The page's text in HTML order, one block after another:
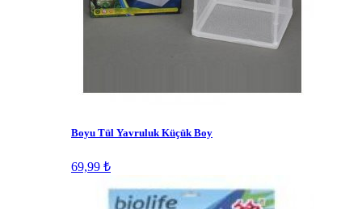
Boyu Tül Yavruluk Küçük Boy
69,99 ₺